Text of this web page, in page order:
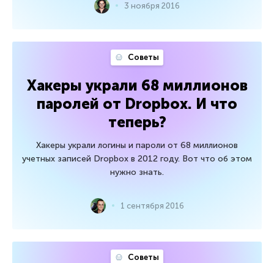
3 ноября 2016
Советы
Хакеры украли 68 миллионов
паролей от Dropbox. И что
теперь?
Хакеры украли логины и пароли от 68 миллионов
учетных записей Dropbox в 2012 году. Вот что об этом
нужно знать.
1 сентября 2016
Советы